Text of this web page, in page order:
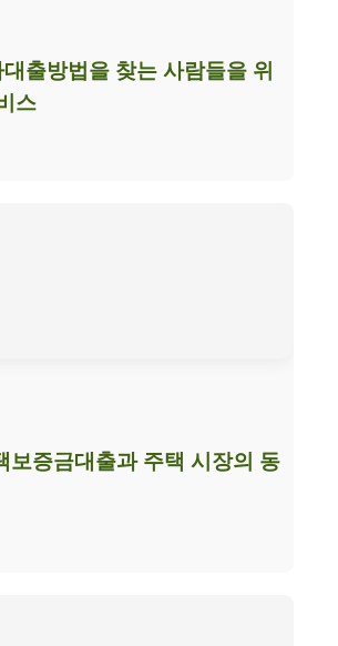
출방법을 찾는 사람들을 위
스
보증금대출과 주택 시장의 동